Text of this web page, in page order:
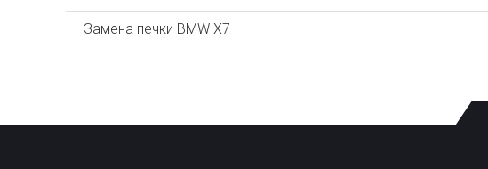
Замена печки BMW X7